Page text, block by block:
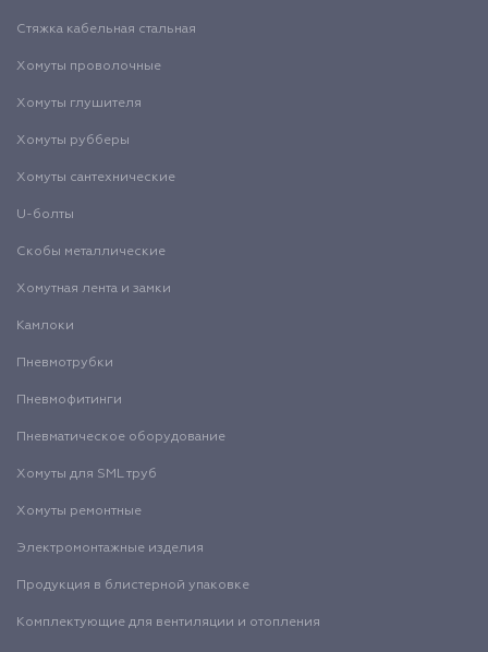
Стяжка кабельная стальная
Хомуты проволочные
Хомуты глушителя
Хомуты рубберы
Хомуты сантехнические
U-болты
Скобы металлические
Хомутная лента и замки
Камлоки
Пневмотрубки
Пневмофитинги
Пневматическое оборудование
Хомуты для SML труб
Хомуты ремонтные
Электромонтажные изделия
Продукция в блистерной упаковке
Комплектующие для вентиляции и отопления